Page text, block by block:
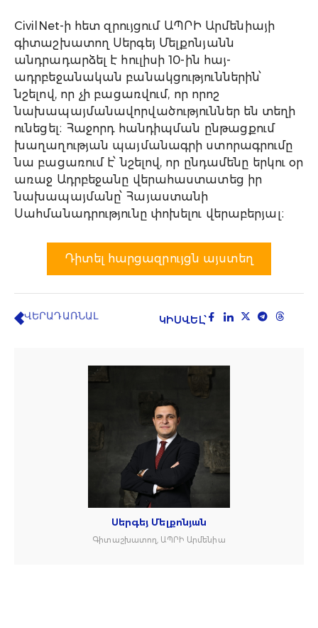
CivilNet-ի հետ զրույցում ԱՊՐԻ Արմենիայի
գիտաշխատող Սերգեյ Մելքոնյանն
անդրադարձել է հուլիսի 10-ին հայ-
ադրբեջանական բանակցություններին՝
նշելով, որ չի բացառվում, որ որոշ
նախապայմանավորվածություններ են տեղի
ունեցել։ Հաջորդ հանդիպման ընթացքում
խաղաղության պայմանագրի ստորագրումը
նա բացառում է՝ նշելով, որ ընդամենը երկու օր
առաջ Ադրբեջանը վերահաստատեց իր
նախապայմանը՝ Հայաստանի
Սահմանադրությունը փոխելու վերաբերյալ։
Դիտել հարցազրույցն այստեղ
ՎԵՐԱԴԱՌՆԱԼ ԿԻՍՎԵԼ՝
Սերգեյ Մելքոնյան
Գիտաշխատող, ԱՊՐԻ Արմենիա